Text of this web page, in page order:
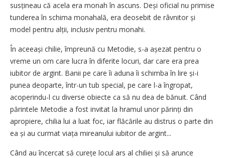
susțineau că acela era monah în ascuns. Deși oficial nu primise
tunderea în schima monahală, era deosebit de râvnitor și
model pentru alții, inclusiv pentru monahi.
În aceeași chilie, împreună cu Metodie, s-a așezat pentru o
vreme un om care lucra în diferite locuri, dar care era prea
iubitor de argint. Banii pe care îi aduna îi schimba în lire și-i
punea deoparte, într-un tub special, pe care l-a îngropat,
acoperindu-l cu diverse obiecte ca să nu dea de bănuit. Când
părintele Metodie a fost invitat la hramul unor părinți din
apropiere, chilia lui a luat foc, iar flăcările au distrus o parte din
ea și au curmat viața mireanului iubitor de argint...
Când au încercat să curețe locul ars al chiliei și să arunce